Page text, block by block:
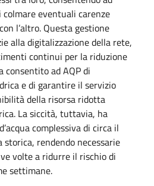
eventuali carenze
l’altro. Questa gestione
alla digitalizzazione della rete,
continui per la riduzione
consentito ad AQP di
e di garantire il servizio
della risorsa ridotta
La siccità, tuttavia, ha
complessiva di circa il
storica, rendendo necessarie
volte a ridurre il rischio di
settimane.